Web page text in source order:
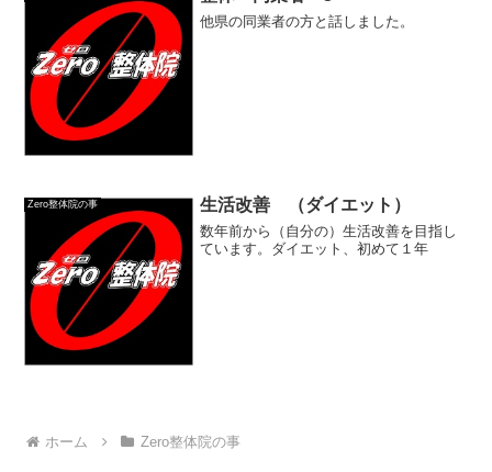
他県の同業者の方と話しました。
Zero整体院の事 生活改善 （ダイエット）
数年前から（自分の）生活改善を目指し
ています。ダイエット、初めて１年
ホーム Zero整体院の事